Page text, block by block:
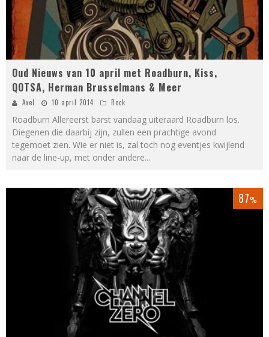
Oud Nieuws van 10 april met Roadburn, Kiss,
QOTSA, Herman Brusselmans & Meer
Axel 10 april 2014 Rock
Roadburn Allereerst barst vandaag uiteraard Roadburn los.
Diegenen die daarbij zijn, zullen een prachtige avond
tegemoet zien. Wie er niet is, zal toch nog eventjes kwijlend
naar de line-up, met onder andere...
87%